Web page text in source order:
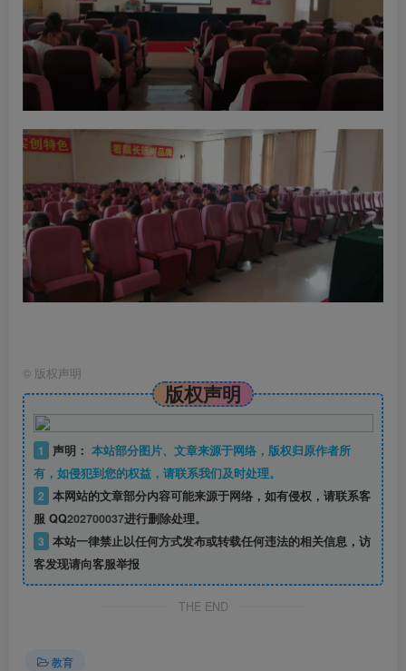
© 版权声明
版权声明
1 声明： 本站部分图片、文章来源于网络，版权归原作者所
有，如侵犯到您的权益，请联系我们及时处理。
2 本网站的文章部分内容可能来源于网络，如有侵权，请联系客
服 QQ202700037进行删除处理。
3 本站一律禁止以任何方式发布或转载任何违法的相关信息，访
客发现请向客服举报
THE END
教育